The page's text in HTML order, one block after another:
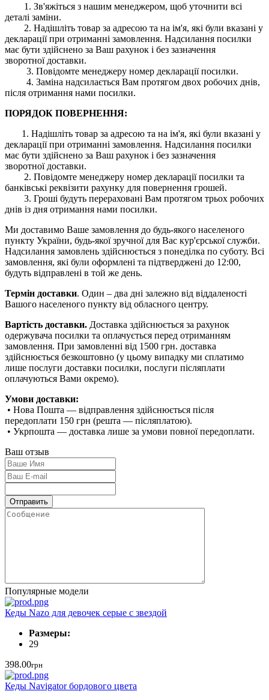
1. Зв'яжіться з нашим менеджером, щоб уточнити всі
деталі заміни.
2. Надішліть товар за адресою та на ім'я, які були вказані у
декларації при отриманні замовлення. Надсилання посилки
має бути здійснено за Ваш рахунок і без зазначення
зворотної доставки.
3. Повідомте менеджеру номер декларації посилки.
4. Заміна надсилається Вам протягом двох робочих днів,
після отримання нами посилки.
ПОРЯДОК ПОВЕРНЕННЯ:
1. Надішліть товар за адресою та на ім'я, які були вказані у
декларації при отриманні замовлення. Надсилання посилки
має бути здійснено за Ваш рахунок і без зазначення
зворотної доставки.
2. Повідомте менеджеру номер декларації посилки та
банківські реквізити рахунку для повернення грошей.
3. Гроші будуть перераховані Вам протягом трьох робочих
днів із дня отримання нами посилки.
Ми доставимо Ваше замовлення до будь-якого населеного
пункту України, будь-якої зручної для Вас кур'єрської служби.
Надсилання замовлень здійснюється з понеділка по суботу. Всі
замовлення, які були оформлені та підтверджені до 12:00,
будуть відправлені в той же день.
Термін доставки. Один – два дні залежно від віддаленості
Вашого населеного пункту від обласного центру.
Вартість доставки. Доставка здійснюється за рахунок
одержувача посилки та оплачується перед отриманням
замовлення. При замовленні від 1500 грн. доставка
здійснюється безкоштовно (у цьому випадку ми сплатимо
лише послуги доставки посилки, послуги післяплати
оплачуються Вами окремо).
Умови доставки:
• Нова Пошта — відправлення здійснюється після
передоплати 150 грн (решта — післяплатою).
• Укрпошта — доставка лише за умови повної передоплати.
Ваш отзыв
Популярные модели
Кеды Nazo для девочек серые с звездой
Размеры:
29
398.00грн
Кеды Navigator бордового цвета